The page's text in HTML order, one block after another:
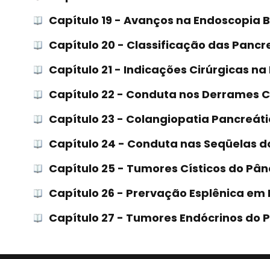
Capítulo 19 - Avanços na Endoscopia
Capítulo 20 - Classificação das
Capítulo 21 - Indicações Cirúrgicas
Capítulo 22 - Conduta nos Derrames
Capítulo 23 - Colangiopatia
Capítulo 24 - Conduta nas Seqüelas
Capítulo 25 - Tumores Císticos do
Capítulo 26 - Prervação Esplênica
Capítulo 27 - Tumores Endócrinos do